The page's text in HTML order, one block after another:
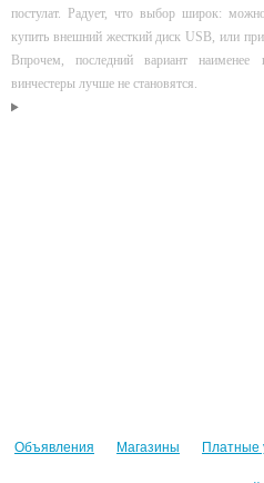
постулат. Радует, что выбор широк:
купить внешний жесткий диск USB, или
Впрочем, последний вариант наименее
винчестеры лучше не становятся.
Объявления Магазины Платные